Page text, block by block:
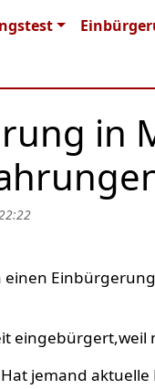
in
einen
eingebürgert,weil
jemand